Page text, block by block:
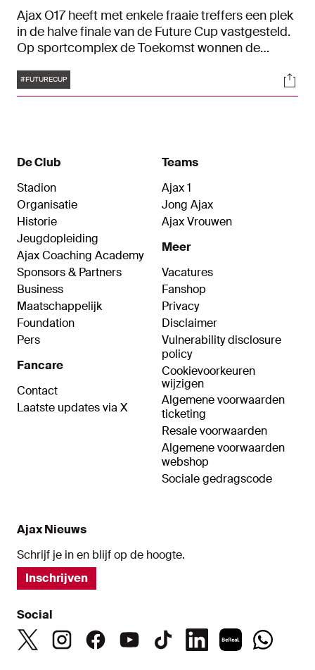
Ajax O17 heeft met enkele fraaie treffers een plek
in de halve finale van de Future Cup vastgesteld.
Op sportcomplex de Toekomst wonnen de
Jinairo Johnson (2) en Bendeguz Kovacs.
Tags
#FUTURECUP
De Club
Stadion
Organisatie
Historie
Jeugdopleiding
Ajax Coaching Academy
Sponsors & Partners
Business
Maatschappelijk
Foundation
Pers
Fancare
Contact
Laatste updates via X
Teams
Ajax 1
Jong Ajax
Ajax Vrouwen
Meer
Vacatures
Fanshop
Privacy
Disclaimer
Vulnerability disclosure
policy
Cookievoorkeuren
wijzigen
Algemene voorwaarden
ticketing
Resale voorwaarden
Algemene voorwaarden
webshop
Sociale gedragscode
Ajax Nieuws
Schrijf je in en blijf op de hoogte.
Inschrijven
Social